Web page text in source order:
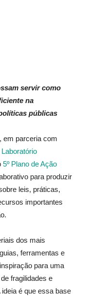
servir como
na
públicas
em parceria com
Laboratório
5º Plano de Ação
para produzir
leis, práticas,
importantes
dos mais
ferramentas e
para uma
fragilidades e
é que essa base